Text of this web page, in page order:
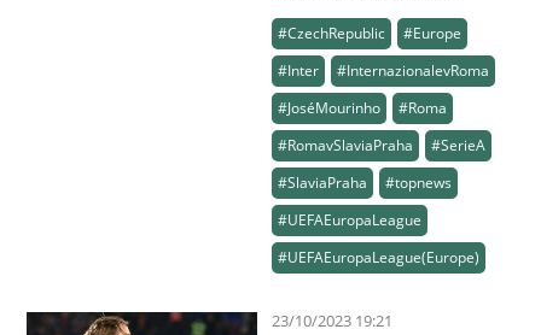
#CzechRepublic
#Europe
#Inter
#InternazionalevRoma
#JoséMourinho
#Roma
#RomavSlaviaPraha
#SerieA
#SlaviaPraha
#topnews
#UEFAEuropaLeague
#UEFAEuropaLeague(Europe)
23/10/2023 19:21